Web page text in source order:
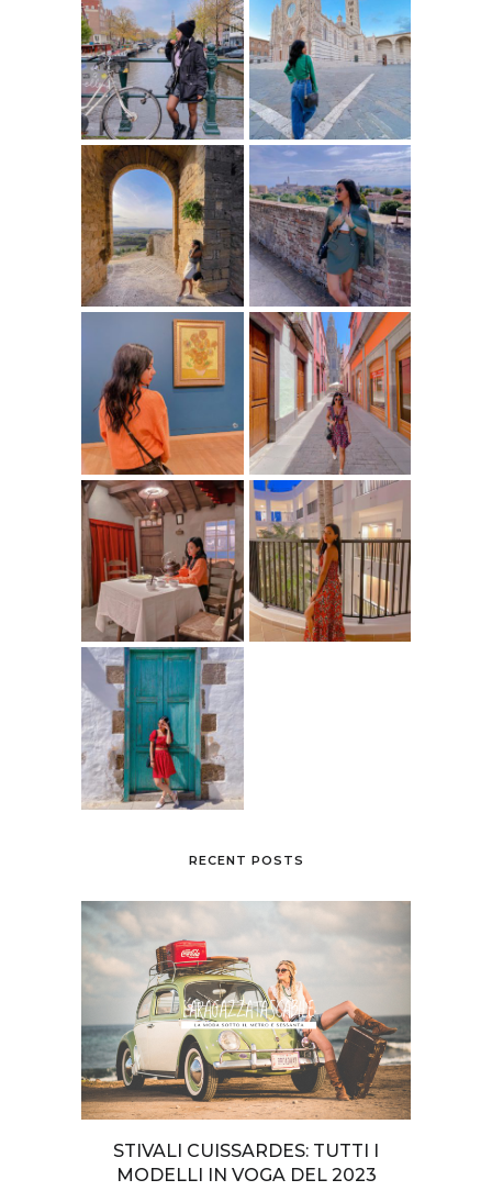
RECENT POSTS
STIVALI CUISSARDES: TUTTI I
MODELLI IN VOGA DEL 2023